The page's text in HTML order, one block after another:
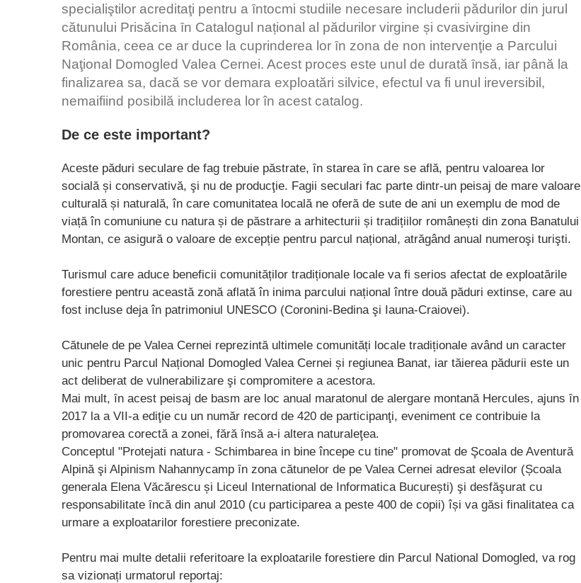
specialiştilor acreditaţi pentru a ȋntocmi studiile necesare includerii pădurilor din jurul
cătunului Prisăcina ȋn Catalogul național al pădurilor virgine și cvasivirgine din
România, ceea ce ar duce la cuprinderea lor ȋn zona de non intervenţie a Parcului
Naţional Domogled Valea Cernei. Acest proces este unul de durată ȋnsă, iar până la
finalizarea sa, dacă se vor demara exploatări silvice, efectul va fi unul ireversibil,
nemaifiind posibilă includerea lor în acest catalog.
De ce este important?
Aceste păduri seculare de fag trebuie păstrate, ȋn starea ȋn care se află, pentru valoarea lor
socială și conservativă, şi nu de producţie. Fagii seculari fac parte dintr-un peisaj de mare valoare
culturală și naturală, în care comunitatea locală ne oferă de sute de ani un exemplu de mod de
viață în comuniune cu natura și de păstrare a arhitecturii și tradițiilor românești din zona Banatului
Montan, ce asigură o valoare de excepție pentru parcul național, atrăgând anual numeroşi turişti.
Turismul care aduce beneficii comunităților tradiționale locale va fi serios afectat de exploatările
forestiere pentru această zonă aflată în inima parcului național între două păduri extinse, care au
fost incluse deja în patrimoniul UNESCO (Coronini-Bedina şi Iauna-Craiovei).
Cătunele de pe Valea Cernei reprezintă ultimele comunități locale tradiționale având un caracter
unic pentru Parcul Național Domogled Valea Cernei și regiunea Banat, iar tăierea pădurii este un
act deliberat de vulnerabilizare şi compromitere a acestora.
Mai mult, ȋn acest peisaj de basm are loc anual maratonul de alergare montană Hercules, ajuns ȋn
2017 la a VII-a ediţie cu un număr record de 420 de participanţi, eveniment ce contribuie la
promovarea corectă a zonei, fără ȋnsă a-i altera naturaleţea.
Conceptul "Protejati natura - Schimbarea in bine începe cu tine" promovat de Şcoala de Aventură
Alpină şi Alpinism Nahannycamp ȋn zona cătunelor de pe Valea Cernei adresat elevilor (Școala
generala Elena Văcărescu și Liceul International de Informatica București) şi desfăşurat cu
responsabilitate ȋncă din anul 2010 (cu participarea a peste 400 de copii) își va găsi finalitatea ca
urmare a exploatarilor forestiere preconizate.
Pentru mai multe detalii referitoare la exploatarile forestiere din Parcul National Domogled, va rog
sa vizionați urmatorul reportaj: